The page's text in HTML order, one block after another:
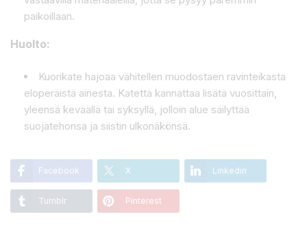
paikoillaan.
Huolto:
Kuorikate hajoaa vähitellen muodostaen ravinteikasta
eloperäistä ainesta. Katetta kannattaa lisätä vuosittain,
yleensä keväällä tai syksyllä, jolloin alue säilyttää
suojatehonsa ja siistin ulkonäkönsä.
Facebook X Linkedin
Tumblr Pinterest